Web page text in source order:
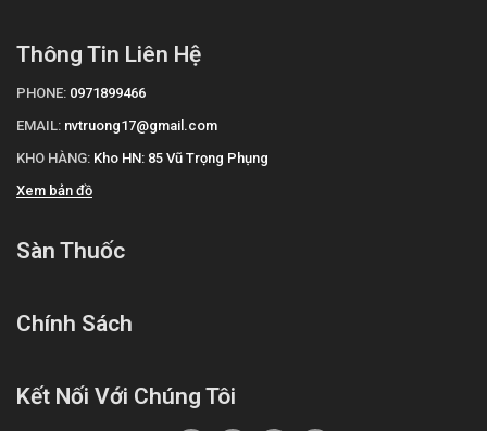
Thông Tin Liên Hệ
PHONE: 0971899466
EMAIL: nvtruong17@gmail.com
KHO HÀNG: Kho HN: 85 Vũ Trọng Phụng
Xem bản đồ
Sàn Thuốc
Chính Sách
Kết Nối Với Chúng Tôi